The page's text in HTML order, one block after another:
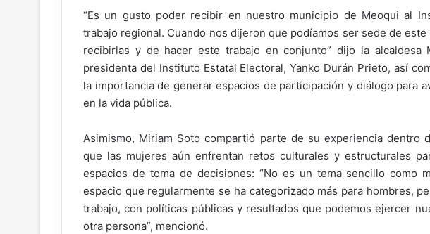
“Es un gusto poder recibir en nuestro municipio de Meoqui al
trabajo regional. Cuando nos dijeron que podíamos ser sede de
recibirlas y de hacer este trabajo en conjunto” dijo la alcaldesa
presidenta del Instituto Estatal Electoral, Yanko Durán Prieto, así
la importancia de generar espacios de participación y diálogo para
en la vida pública.
Asimismo, Miriam Soto compartió parte de su experiencia dentro
que las mujeres aún enfrentan retos culturales y estructurales
espacios de toma de decisiones: “No es un tema sencillo como
espacio que regularmente se ha categorizado más para hombres,
trabajo, con políticas públicas y resultados que podemos ejercer
otra persona”, mencionó.